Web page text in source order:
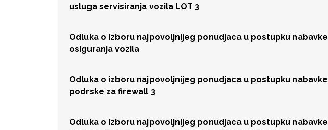
usluga servisiranja vozila LOT 3
Odluka o izboru najpovoljnijeg ponudjaca u postupku nabavke
osiguranja vozila
Odluka o izboru najpovoljnijeg ponudjaca u postupku nabavke
podrske za firewall 3
Odluka o izboru najpovoljnijeg ponudjaca u postupku nabavke